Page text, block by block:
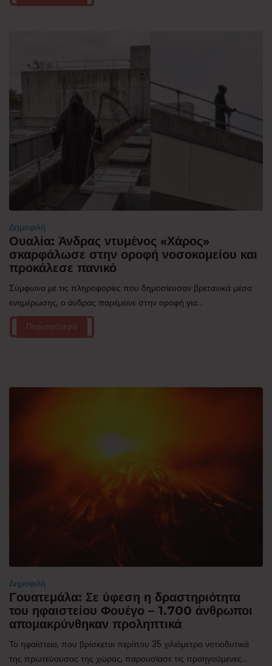
Δημοφιλή
Ουαλία: Άνδρας ντυμένος «Χάρος»
σκαρφάλωσε στην οροφή νοσοκομείου και
προκάλεσε πανικό
Σύμφωνα με τις πληροφορίες που δημοσίευσαν βρετανικά μέσα
ενημέρωσης, ο άνδρας παρέμεινε στην οροφή για...
Περισσότερα
Δημοφιλή
Γουατεμάλα: Σε ύφεση η δραστηριότητα
του ηφαιστείου Φουέγο – 1.700 άνθρωποι
απομακρύνθηκαν προληπτικά
Το ηφαίστειο, που βρίσκεται περίπου 35 χιλιόμετρα νοτιοδυτικά
της πρωτεύουσας της χώρας, παρουσίασε τις προηγούμενες...